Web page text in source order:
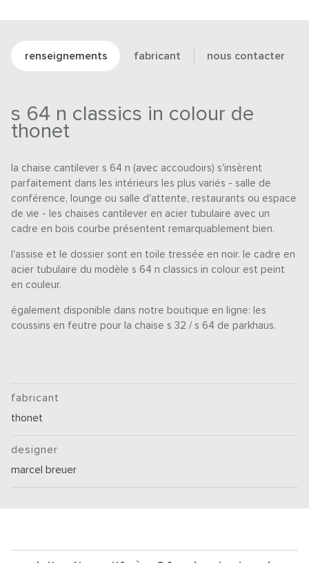
renseignements fabricant nous contacter
s 64 n classics in colour de
thonet
la chaise cantilever s 64 n (avec accoudoirs) s'insèrent
parfaitement dans les intérieurs les plus variés - salle de
conférence, lounge ou salle d'attente, restaurants ou espace
de vie - les chaises cantilever en acier tubulaire avec un
cadre en bois courbe présentent remarquablement bien.
l'assise et le dossier sont en toile tressée en noir. le cadre en
acier tubulaire du modèle s 64 n classics in colour est peint
en couleur.
également disponible dans notre boutique en ligne: les
coussins en feutre pour la chaise s 32 / s 64 de parkhaus.
fabricant
thonet
designer
marcel breuer